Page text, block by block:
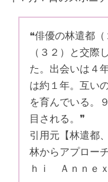
❝俳優の林遣都
（３２）と交際
た。出会いは４
は約１年。互い
を育んでいる。
目される。❞
引用元【林遣都
林からアプロー
ｈｉ Ａｎｎｅｘ